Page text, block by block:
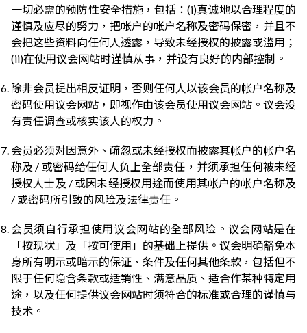
一切必需的预防性安全措施，包括：(i)真诚地以合理程度的
谨慎及应尽的努力，把帐户的帐户名称及密码保密，并且不
会把这些资料向任何人透露，导致未经授权的披露或滥用；
(ii)在使用议会网站时谨慎从事，并设有良好的内部控制。
除非会员提出相反证明，否则任何人以该会员的帐户名称及
密码使用议会网站，即视作由该会员使用议会网站。议会没
有责任调查或核实该人的权力。
会员必须对因意外、疏忽或未经授权而披露其帐户的帐户名
称及 / 或密码给任何人负上全部责任，并须承担任何被未经
授权人士及 / 或因未经授权用途而使用其帐户的帐户名称及
/ 或密码所引致的风险及法律责任。
会员须自行承担使用议会网站的全部风险。议会网站是在
「按现状」及「按可使用」的基础上提供。议会明确豁免本
身所有明示或暗示的保证、条件及任何其他条款，包括但不
限于任何隐含条款或适销性、满意品质、适合作某种特定用
途，以及任何提供议会网站时须符合的标准或合理的谨慎与
技术。